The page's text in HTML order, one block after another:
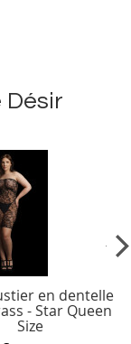
Désir
en dentelle
- Star Queen
Size